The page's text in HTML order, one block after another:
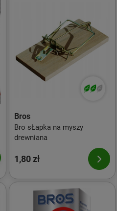
Bros
Bro sŁapka na myszy
drewniana
1,80 zł